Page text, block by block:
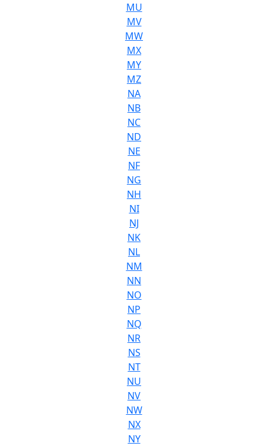
MU
MV
MW
MX
MY
MZ
NA
NB
NC
ND
NE
NF
NG
NH
NI
NJ
NK
NL
NM
NN
NO
NP
NQ
NR
NS
NT
NU
NV
NW
NX
NY